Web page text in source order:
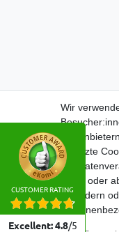
CUSTOMER RATING
Excellent: 4.8/5
Wir
gesetzte
Die
erteilt oder
zu ändern